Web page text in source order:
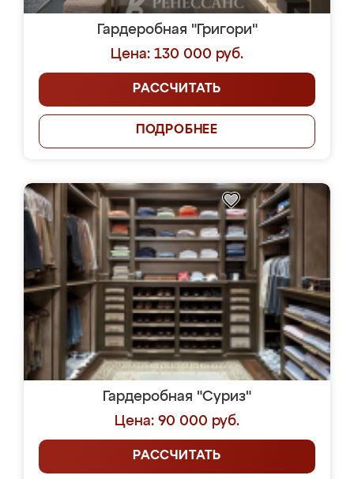
Гардеробная "Григори"
Цена: 130 000 руб.
РАССЧИТАТЬ
ПОДРОБНЕЕ
Гардеробная "Суриз"
Цена: 90 000 руб.
РАССЧИТАТЬ